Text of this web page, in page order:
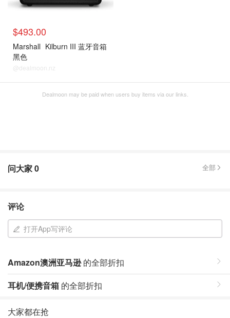
$493.00
Marshall Kilburn III 蓝牙音箱
黑色
@dealmoon.nz
Dealmoon may be paid when users buy items via our links.
问大家0 全部
评论
打开App写评论
Amazon澳洲亚马逊的全部折扣
耳机/便携音箱 的全部折扣
大家都在抢